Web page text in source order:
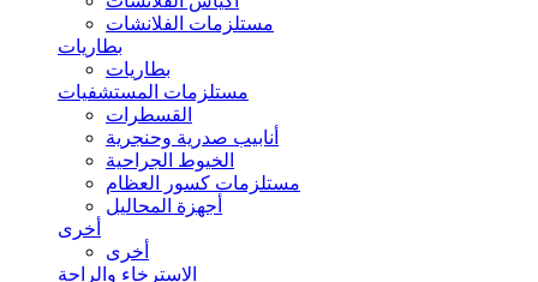
مستلزمات الفلانشات
بطاريات
بطاريات
مستلزمات المستشفيات
القسطرات
أنابيب صدرية وحنجرية
الخيوط الجراحية
مستلزمات كسور العظام
أجهزة المحاليل
أخرى
أخرى
الاسترخاء والراحة